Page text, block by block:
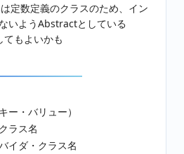
定数定義のクラスのため、イン
いようAbstractとしている
もよいかも
ー・バリュー）
ラス名
イダ・クラス名